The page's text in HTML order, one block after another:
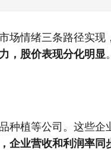
场情绪三条路径实现
，股价表现分化明显。
种植等公司。这些企
企业营收和利润率同